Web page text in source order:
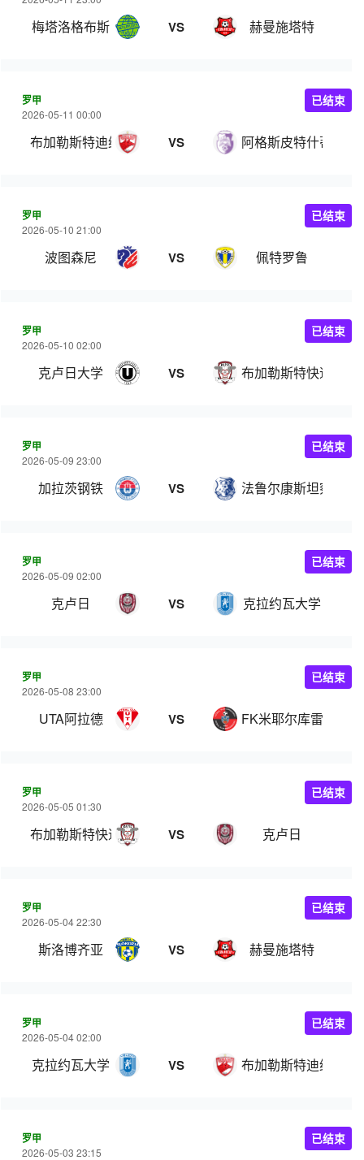
梅塔洛格布斯 VS 赫曼施塔特
罗甲
2026-05-11 00:00
布加勒斯特迪纳摩 VS 阿格斯皮特什蒂
已结束
罗甲
2026-05-10 21:00
波图森尼 VS 佩特罗鲁
已结束
罗甲
2026-05-10 02:00
克卢日大学 VS 布加勒斯特快速
已结束
罗甲
2026-05-09 23:00
加拉茨钢铁 VS 法鲁尔康斯坦察
已结束
罗甲
2026-05-09 02:00
克卢日 VS 克拉约瓦大学
已结束
罗甲
2026-05-08 23:00
UTA阿拉德 VS FK米耶尔库雷亚丘克
已结束
罗甲
2026-05-05 01:30
布加勒斯特快速 VS 克卢日
已结束
罗甲
2026-05-04 22:30
斯洛博齐亚 VS 赫曼施塔特
已结束
罗甲
2026-05-04 02:00
克拉约瓦大学 VS 布加勒斯特迪纳摩
已结束
罗甲
2026-05-03 23:15
已结束